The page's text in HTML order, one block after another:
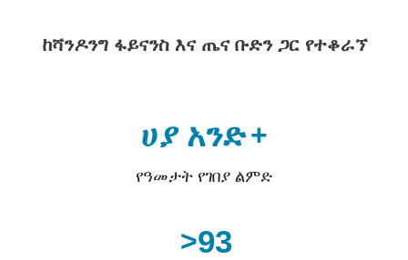
ከሻንዶንግ ፋይናንስ እና ጤና ቡድን ጋር የተቆራኘ
ሀያ አንድ+
የዓመታት የገበያ ልምድ
>93